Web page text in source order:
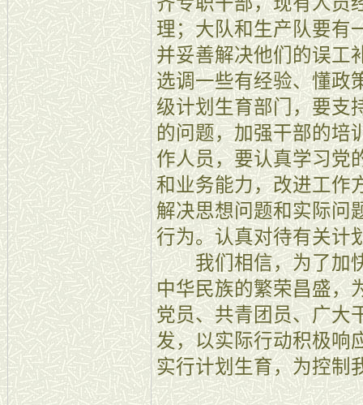
理；大队和生产队要有
并妥善解决他们的误工
选调一些有经验、懂政
级计划生育部门，要支
的问题，加强干部的培
作人员，要认真学习党
和业务能力，改进工作
解决思想问题和实际问
行为。认真对待有关计
我们相信，为了加快
中华民族的繁荣昌盛，
党员、共青团员、广大
发，以实际行动积极响
实行计划生育，为控制